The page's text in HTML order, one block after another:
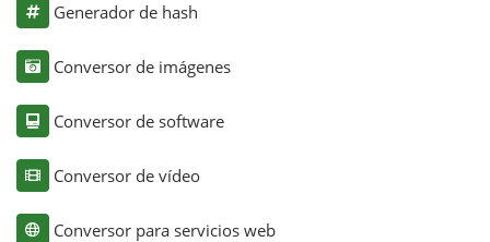
Generador de hash
Conversor de imágenes
Conversor de software
Conversor de vídeo
Conversor para servicios web